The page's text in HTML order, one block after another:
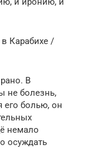
Карабихе /
В
не болезнь,
его болью, он
немало
осуждать